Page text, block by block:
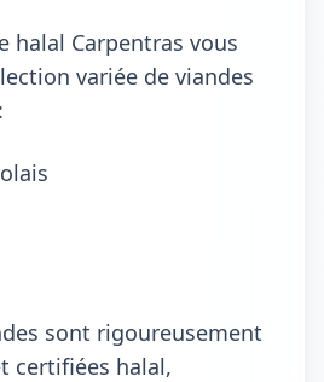
halal Carpentras vous
variée de viandes
sont rigoureusement
certifiées halal,